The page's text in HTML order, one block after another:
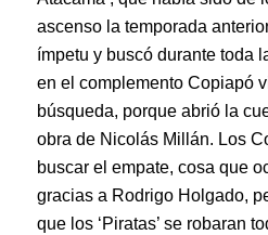
ascenso la temporada
ímpetu y buscó durante toda
en el complemento Copiapó
búsqueda, porque abrió la
obra de Nicolás Millán. Los
buscar el empate, cosa que
gracias a Rodrigo Holgado,
que los ‘Piratas’ se robaran